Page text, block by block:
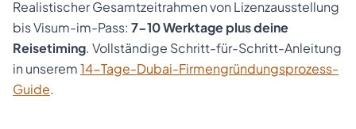
Realistischer Gesamtzeitrahmen von Lizenzausstellung
bis Visum-im-Pass: 7-10 Werktage plus deine
Reisetiming. Vollständige Schritt-für-Schritt-Anleitung
in unserem14-Tage-Dubai-Firmengründungsprozess-
Guide.